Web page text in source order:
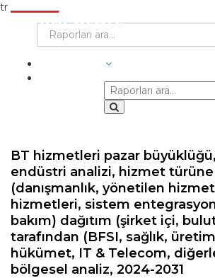
tr
BT hizmetleri pazar
endüstri analizi, hizmet
(danışmanlık, yönetilen
hizmetleri, sistem
bakım) dağıtım (şirket içi,
tarafından (BFSI, sağlık,
hükümet, IT & Telecom,
bölgesel analiz, 2024-2031